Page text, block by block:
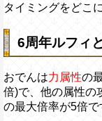
タイミングをどこ
6周年ルフィ
おでんは力属性の
倍)で、他の属性の
の最大倍率が5倍で